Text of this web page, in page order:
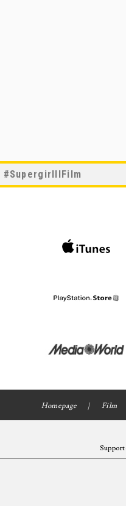
#SupergirlIlFilm
Homepage Film